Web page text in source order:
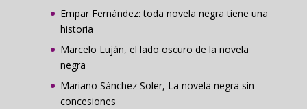
Empar Fernández: toda novela negra tiene una
historia
Marcelo Luján, el lado oscuro de la novela
negra
Mariano Sánchez Soler, La novela negra sin
concesiones